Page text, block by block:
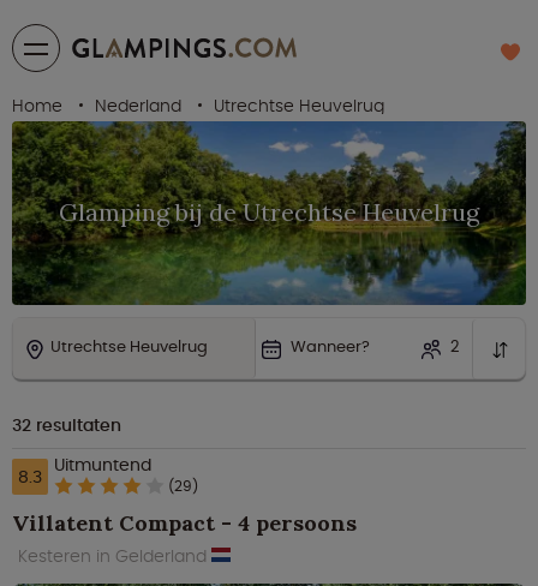
Home Nederland Utrechtse Heuvelrug
Glamping bij de Utrechtse Heuvelrug
Utrechtse Heuvelrug Wanneer? 2
32 resultaten
8.3 Uitmuntend
(29)
Villatent Compact - 4 persoons
Kesteren in Gelderland